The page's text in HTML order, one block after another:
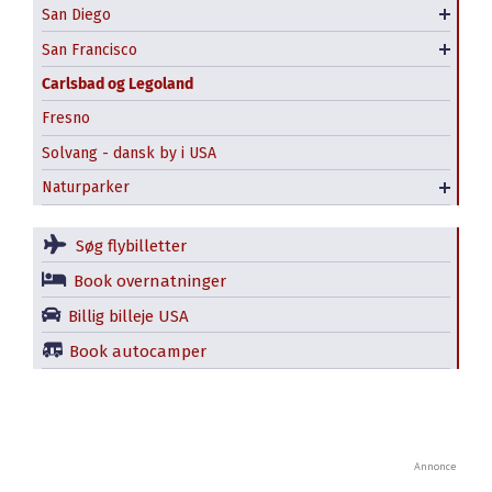
San Diego
USS Midway
San Francisco
Kabelsporvogn
Offentlig transport i SF
Carlsbad og Legoland
Fresno
Solvang - dansk by i USA
Naturparker
Yosemite National Park – hvad skal man se?
Redwood National State Parks
Søg flybilletter
Book overnatninger
Billig billeje USA
Book autocamper
Annonce